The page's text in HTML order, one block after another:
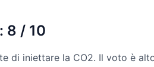
8 / 10
di iniettare la CO2. Il voto è